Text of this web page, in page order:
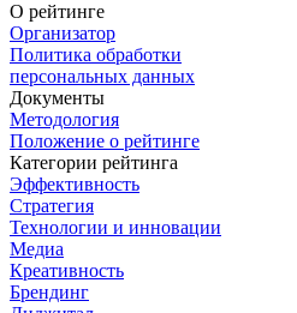
О рейтинге
Организатор
Политика обработки
персональных данных
Документы
Методология
Положение о рейтинге
Категории рейтинга
Эффективность
Стратегия
Технологии и инновации
Медиа
Креативность
Брендинг